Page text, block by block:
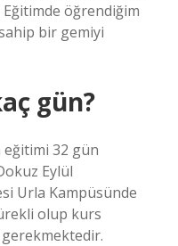
öğrendiğim
bir gemiyi
gün?
32 gün
Eylül
Urla Kampüsünde
olup kurs
gerekmektedir.